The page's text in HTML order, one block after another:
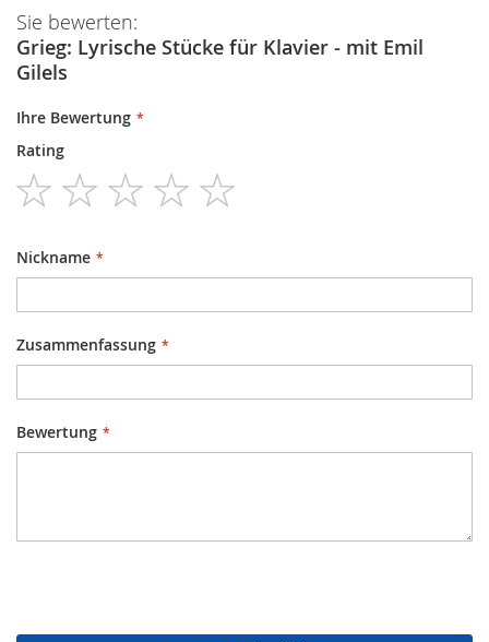
Sie bewerten:
Grieg: Lyrische Stücke für Klavier - mit Emil
Gilels
Ihre Bewertung
Rating
1
star
2
stars
3
stars
4
stars
Nickname
Zusammenfassung
Bewertung